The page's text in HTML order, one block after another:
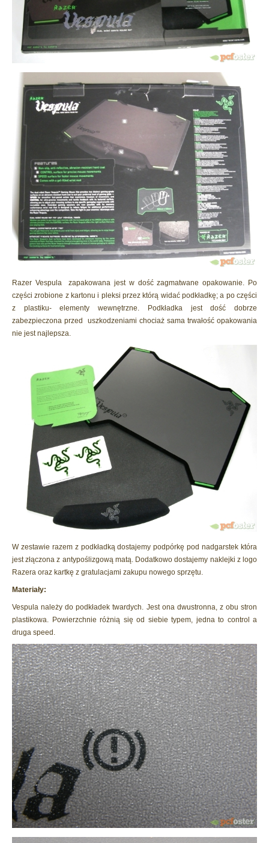
Razer Vespula zapakowana jest w dość zagmatwane opakowanie. Po
części zrobione z kartonu i pleksi przez którą widać podkładkę; a po części
z plastiku- elementy wewnętrzne. Podkładka jest dość dobrze
zabezpieczona przed uszkodzeniami chociaż sama trwałość opakowania
nie jest najlepsza.
W zestawie razem z podkładką dostajemy podpórkę pod nadgarstek która
jest złączona z antypoślizgową matą. Dodatkowo dostajemy naklejki z logo
Razera oraz kartkę z gratulacjami zakupu nowego sprzętu.
Materiały:
Vespula należy do podkładek twardych. Jest ona dwustronna, z obu stron
plastikowa. Powierzchnie różnią się od siebie typem, jedna to control a
druga speed.